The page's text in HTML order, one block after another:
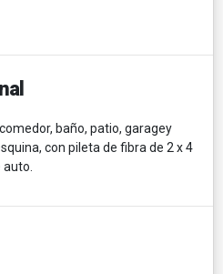
baño, patio, garagey
con pileta de fibra de 2 x 4